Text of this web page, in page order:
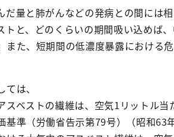
だ量と肺がんなどの発病との間には
トと、どのくらいの期間吸い込めば
また、短期間の低濃度暴露における
は、
スベストの繊維は、空気1リットル
基準（労働省告示第79号）（昭和63